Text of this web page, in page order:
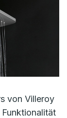
von Villeroy